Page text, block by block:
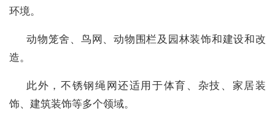
环境。
动物笼舍、鸟网、动物围栏及园林装饰和建设和改
造。
此外，不锈钢绳网还适用于体育、杂技、家居装
饰、建筑装饰等多个领域。